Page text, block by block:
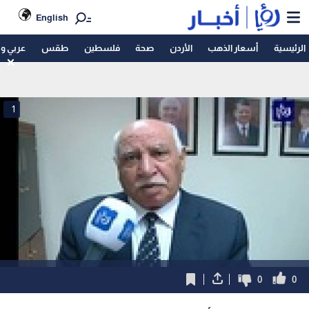
English
الرئيسية أسعار الذهب الأردن صحة فلسطين طقس عربي
1
0
0